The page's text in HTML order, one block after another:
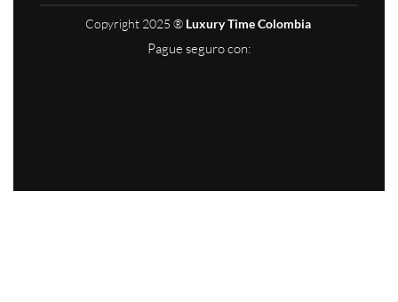
Copyright 2025 ® Luxury Time Colombia
Pague seguro con: